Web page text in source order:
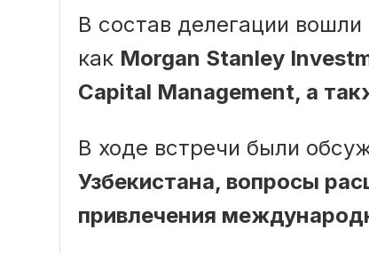
В состав делегации
как Morgan Stanley
Capital Management, а
В ходе встречи были
Узбекистана, вопросы
привлечения